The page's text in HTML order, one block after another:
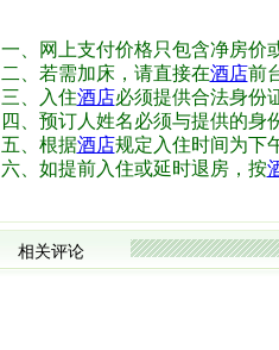
一、网上支付价格只包含净房价
二、若需加床，请直接在酒店前
三、入住酒店必须提供合法身份
四、预订人姓名必须与提供的身
五、根据酒店规定入住时间为下
六、如提前入住或延时退房，按
相关评论